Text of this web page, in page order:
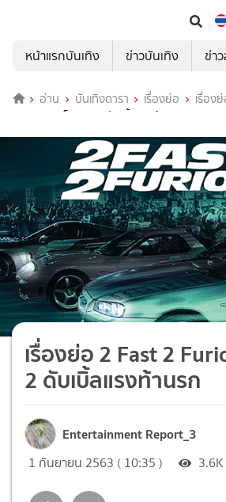
หน้าแรกบันเทิง
ข่าวบันเทิง ข่า
อ่าน บันเทิงดารา เรื่องย่อ เรื่อง
2 Furious เร็วคูณ 2 ดับเบิ้ลแรงท้านรก
เรื่องย่อ 2 Fast 2
2 ดับเบิ้ลแรงท้านรก
Entertainment Report_3
1 กันยายน 2563 ( 10:35 ) 3.6K